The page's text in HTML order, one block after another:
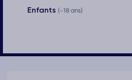
Enfants (-18 ans)